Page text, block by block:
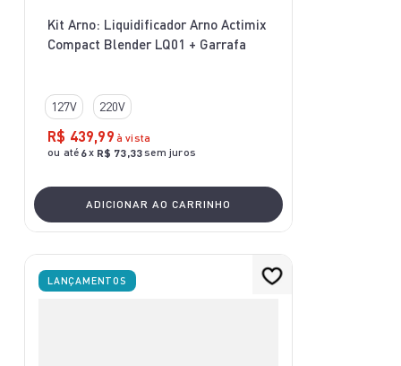
Kit Arno: Liquidificador Arno Actimix
Compact Blender LQ01 + Garrafa
127V 220V
R$ 439,99 à vista
ou até 6x R$ 73,33sem juros
ADICIONAR AO CARRINHO
LANÇAMENTOS